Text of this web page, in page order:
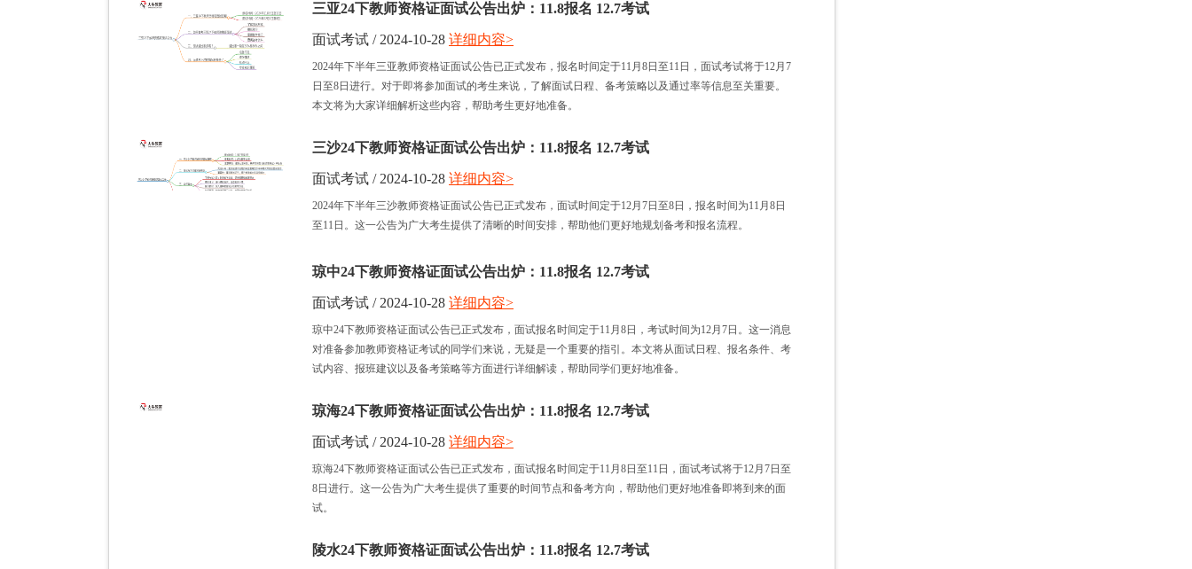
三亚24下教师资格证面试公告出炉：11.8报名 12.7考试
面试考试 / 2024-10-28
2024年下半年三亚教师资格证面试公告已正式发布，报名时间定于11月8日至11日，面试考试将于12月7
日至8日进行。对于即将参加面试的考生来说，了解面试日程、备考策略以及通过率等信息至关重要。
本文将为大家详细解析这些内容，帮助考生更好地准备。
详细内容>
三沙24下教师资格证面试公告出炉：11.8报名 12.7考试
面试考试 / 2024-10-28
2024年下半年三沙教师资格证面试公告已正式发布，面试时间定于12月7日至8日，报名时间为11月8日
至11日。这一公告为广大考生提供了清晰的时间安排，帮助他们更好地规划备考和报名流程。
详细内容>
琼中24下教师资格证面试公告出炉：11.8报名 12.7考试
面试考试 / 2024-10-28
琼中24下教师资格证面试公告已正式发布，面试报名时间定于11月8日，考试时间为12月7日。这一消息
对准备参加教师资格证考试的同学们来说，无疑是一个重要的指引。本文将从面试日程、报名条件、考
试内容、报班建议以及备考策略等方面进行详细解读，帮助同学们更好地准备。
详细内容>
琼海24下教师资格证面试公告出炉：11.8报名 12.7考试
面试考试 / 2024-10-28
琼海24下教师资格证面试公告已正式发布，面试报名时间定于11月8日至11日，面试考试将于12月7日至
8日进行。这一公告为广大考生提供了重要的时间节点和备考方向，帮助他们更好地准备即将到来的面
试。
详细内容>
陵水24下教师资格证面试公告出炉：11.8报名 12.7考试